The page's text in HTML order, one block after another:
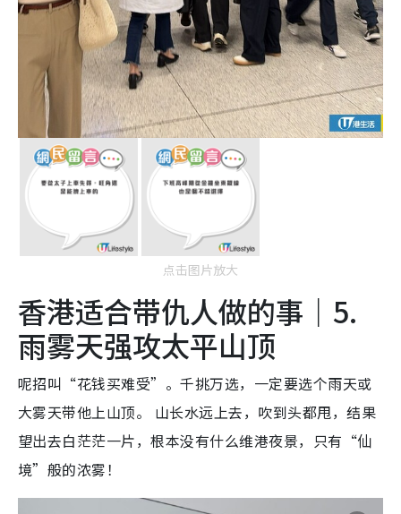
点击图片放大
香港适合带仇人做的事｜5.
雨雾天强攻太平山顶
呢招叫“花钱买难受”。千挑万选，一定要选个雨天或
大雾天带他上山顶。 山长水远上去，吹到头都甩，结果
望出去白茫茫一片，根本没有什么维港夜景，只有“仙
境”般的浓雾！